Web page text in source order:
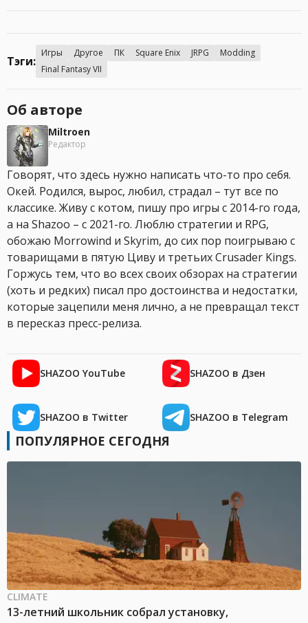
Тэги:
Игры Другое ПК Square Enix JRPG
Modding
Final Fantasy VII
Об авторе
Miltroen
Редактор
Говорят, что здесь нужно написать что-то про себя.
Окей. Родился, вырос, любил, страдал – тут все по
классике. Живу с котом, пишу про игры с 2014-го года,
а на Shazoo – с 2021-го. Люблю стратегии и RPG,
обожаю Morrowind и Skyrim, до сих пор поигрываю с
товарищами в пятую Циву и третьих Crusader Kings.
Горжусь тем, что во всех своих обзорах на стратегии
(хоть и редких) писал про достоинства и недостатки,
которые зацепили меня лично, а не превращал текст
в пересказ пресс-релиза.
SHAZOO YouTube SHAZOO в Дзен
SHAZOO в Twitter SHAZOO в Telegram
ПОПУЛЯРНОЕ СЕГОДНЯ
CLIMATE
13-летний школьник собрал установку,